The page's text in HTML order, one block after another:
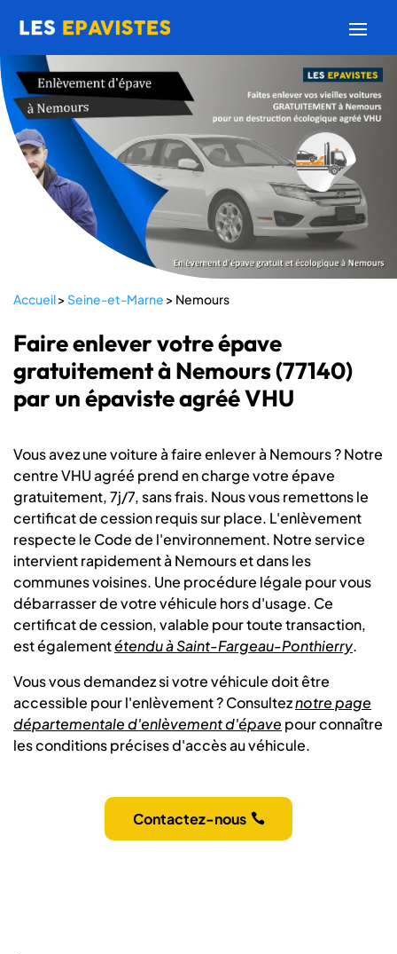
Accueil>Seine-et-Marne > Nemours
Faire enlever votre épave
gratuitement à Nemours (77140)
par un épaviste agréé VHU
Vous avez une voiture à faire enlever à Nemours ? Notre
centre VHU agréé prend en charge votre épave
gratuitement, 7j/7, sans frais. Nous vous remettons le
certificat de cession requis sur place. L'enlèvement
respecte le Code de l'environnement. Notre service
intervient rapidement à Nemours et dans les
communes voisines. Une procédure légale pour vous
débarrasser de votre véhicule hors d'usage. Ce
certificat de cession, valable pour toute transaction,
est égalementétendu à Saint-Fargeau-Ponthierry.
Vous vous demandez si votre véhicule doit être
accessible pour l'enlèvement ? Consulteznotre page
départementale d'enlèvement d'épave pour connaître
les conditions précises d'accès au véhicule.
Contactez-nous